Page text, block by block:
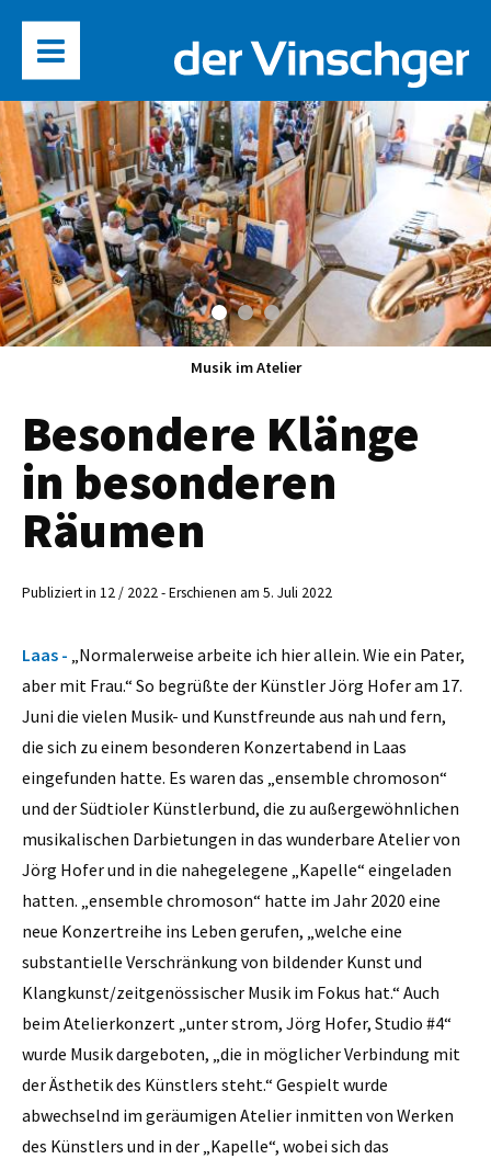
Musik im Atelier
Besondere Klänge
in besonderen
Räumen
Publiziert in 12 / 2022 - Erschienen am 5. Juli 2022
Laas - „Normalerweise arbeite ich hier allein. Wie ein Pater,
aber mit Frau.“ So begrüßte der Künstler Jörg Hofer am 17.
Juni die vielen Musik- und Kunstfreunde aus nah und fern,
die sich zu einem besonderen Konzertabend in Laas
eingefunden hatte. Es waren das „ensemble chromoson“
und der Südtioler Künstlerbund, die zu außergewöhnlichen
musikalischen Darbietungen in das wunderbare Atelier von
Jörg Hofer und in die nahegelegene „Kapelle“ eingeladen
hatten. „ensemble chromoson“ hatte im Jahr 2020 eine
neue Konzertreihe ins Leben gerufen, „welche eine
substantielle Verschränkung von bildender Kunst und
Klangkunst/zeitgenössischer Musik im Fokus hat.“ Auch
beim Atelierkonzert „unter strom, Jörg Hofer, Studio #4“
wurde Musik dargeboten, „die in möglicher Verbindung mit
der Ästhetik des Künstlers steht.“ Gespielt wurde
abwechselnd im geräumigen Atelier inmitten von Werken
des Künstlers und in der „Kapelle“, wobei sich das